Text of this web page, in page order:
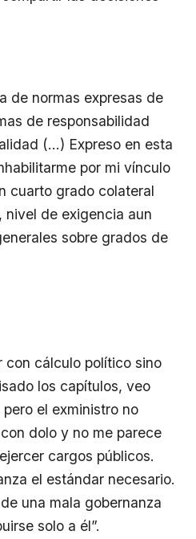
de normas expresas de
de responsabilidad
(…) Expreso en esta
por mi vínculo
cuarto grado colateral
nivel de exigencia aun
sobre grados de
con cálculo político sino
los capítulos, veo
el exministro no
dolo y no me parece
cargos públicos.
el estándar necesario.
una mala gobernanza
solo a él”.